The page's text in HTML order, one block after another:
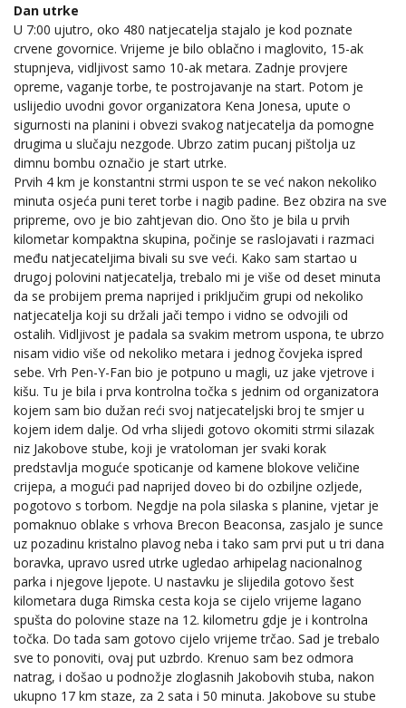
Dan utrke
U 7:00 ujutro, oko 480 natjecatelja stajalo je kod poznate
crvene govornice. Vrijeme je bilo oblačno i maglovito, 15-ak
stupnjeva, vidljivost samo 10-ak metara. Zadnje provjere
opreme, vaganje torbe, te postrojavanje na start. Potom je
uslijedio uvodni govor organizatora Kena Jonesa, upute o
sigurnosti na planini i obvezi svakog natjecatelja da pomogne
drugima u slučaju nezgode. Ubrzo zatim pucanj pištolja uz
dimnu bombu označio je start utrke.
Prvih 4 km je konstantni strmi uspon te se već nakon nekoliko
minuta osjeća puni teret torbe i nagib padine. Bez obzira na sve
pripreme, ovo je bio zahtjevan dio. Ono što je bila u prvih
kilometar kompaktna skupina, počinje se raslojavati i razmaci
među natjecateljima bivali su sve veći. Kako sam startao u
drugoj polovini natjecatelja, trebalo mi je više od deset minuta
da se probijem prema naprijed i priključim grupi od nekoliko
natjecatelja koji su držali jači tempo i vidno se odvojili od
ostalih. Vidljivost je padala sa svakim metrom uspona, te ubrzo
nisam vidio više od nekoliko metara i jednog čovjeka ispred
sebe. Vrh Pen-Y-Fan bio je potpuno u magli, uz jake vjetrove i
kišu. Tu je bila i prva kontrolna točka s jednim od organizatora
kojem sam bio dužan reći svoj natjecateljski broj te smjer u
kojem idem dalje. Od vrha slijedi gotovo okomiti strmi silazak
niz Jakobove stube, koji je vratoloman jer svaki korak
predstavlja moguće spoticanje od kamene blokove veličine
crijepa, a mogući pad naprijed doveo bi do ozbiljne ozljede,
pogotovo s torbom. Negdje na pola silaska s planine, vjetar je
pomaknuo oblake s vrhova Brecon Beaconsa, zasjalo je sunce
uz pozadinu kristalno plavog neba i tako sam prvi put u tri dana
boravka, upravo usred utrke ugledao arhipelag nacionalnog
parka i njegove ljepote. U nastavku je slijedila gotovo šest
kilometara duga Rimska cesta koja se cijelo vrijeme lagano
spušta do polovine staze na 12. kilometru gdje je i kontrolna
točka. Do tada sam gotovo cijelo vrijeme trčao. Sad je trebalo
sve to ponoviti, ovaj put uzbrdo. Krenuo sam bez odmora
natrag, i došao u podnožje zloglasnih Jakobovih stuba, nakon
ukupno 17 km staze, za 2 sata i 50 minuta. Jakobove su stube